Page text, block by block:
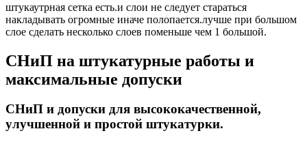
штукаутрная сетка есть.и слои не следует стараться
накладывать огромные иначе полопается.лучше при большом
слое сделать несколько слоев поменьше чем 1 большой.
СНиП на штукатурные работы и
максимальные допуски
СНиП и допуски для высококачественной,
улучшенной и простой штукатурки.